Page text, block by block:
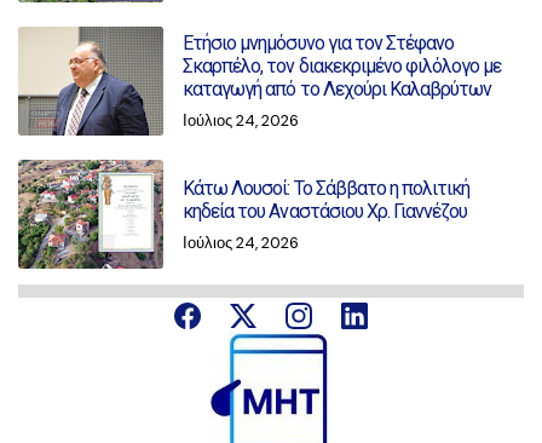
Ετήσιο μνημόσυνο για τον Στέφανο
Σκαρπέλο, τον διακεκριμένο φιλόλογο με
καταγωγή από το Λεχούρι Καλαβρύτων
Ιούλιος 24, 2026
Κάτω Λουσοί: Το Σάββατο η πολιτική
κηδεία του Αναστάσιου Χρ. Γιαννέζου
Ιούλιος 24, 2026